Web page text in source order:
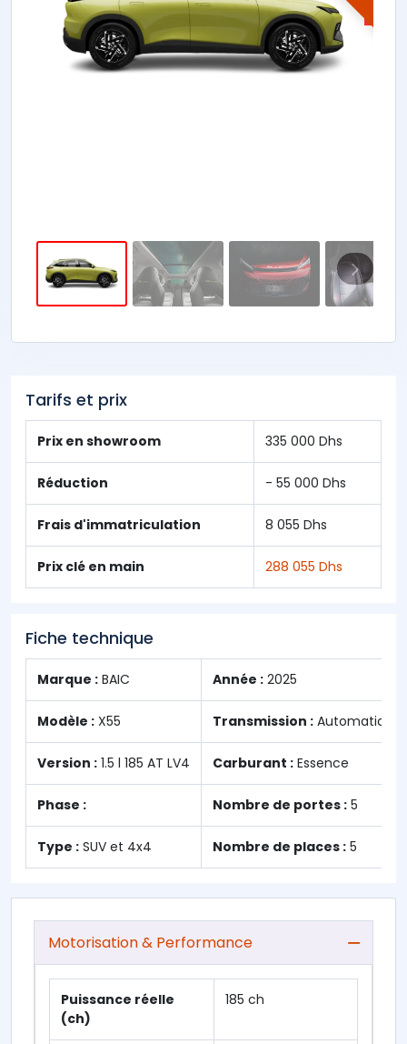
Tarifs et prix
Prix en showroom 335 000 Dhs
Réduction - 55 000 Dhs
Frais d'immatriculation 8 055 Dhs
Prix clé en main 288 055 Dhs
Fiche technique
Marque : BAIC Année : 2025
Modèle : X55 Transmission : Automatique
Version : 1.5 l 185 AT LV4 Carburant : Essence
Phase : Nombre de portes : 5
Type : SUV et 4x4 Nombre de places : 5
Motorisation & Performance
Puissance réelle
(ch)
185 ch